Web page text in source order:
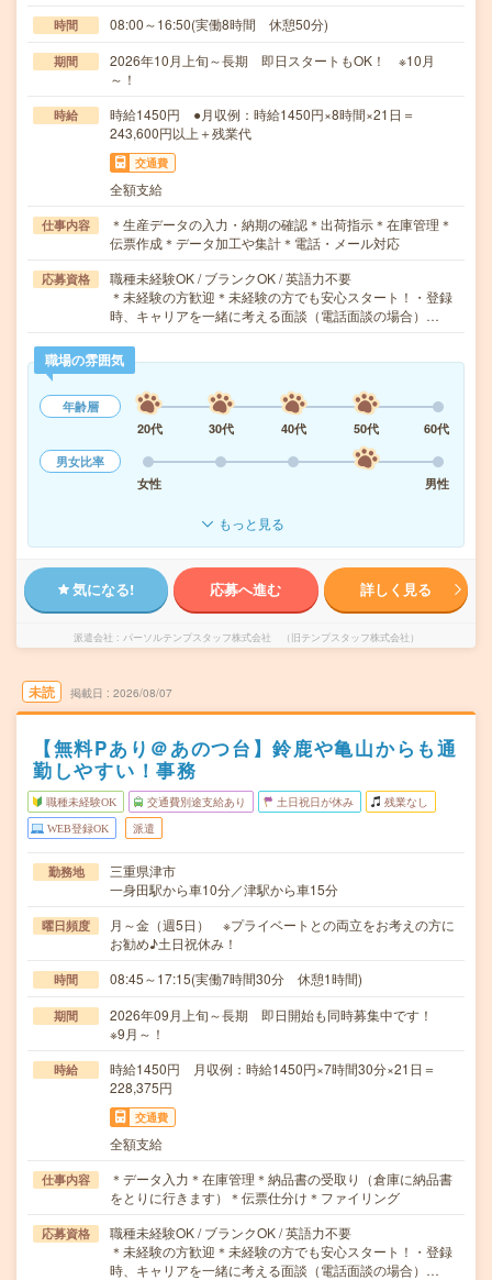
時間 08:00～16:50(実働8時間 休憩50分)
期間
2026年10月上旬～長期 即日スタートもOK！ ※10月
～！
時給
時給1450円 ●月収例：時給1450円×8時間×21日＝
243,600円以上＋残業代
交通費
全額支給
仕事内容
＊生産データの入力・納期の確認＊出荷指示＊在庫管理＊
伝票作成＊データ加工や集計＊電話・メール対応
応募資格
職種未経験OK / ブランクOK / 英語力不要
＊未経験の方歓迎＊未経験の方でも安心スタート！・登録
時、キャリアを一緒に考える面談（電話面談の場合）…
職場の雰囲気
年齢層
20代
30代 40代 50代
60代
男女比率
女性
男性
もっと見る
気になる! 応募へ進む 詳しく見る
派遣会社 パーソルテンプスタッフ株式会社 （旧テンプスタッフ株式会社）
未読 掲載日 2026/08/07
【無料Pあり＠あのつ台】鈴鹿や亀山からも通
勤しやすい！事務
職種未経験OK 交通費別途支給あり 土日祝日が休み 残業なし
WEB登録OK 派遣
勤務地
三重県津市
一身田駅から車10分／津駅から車15分
曜日頻度
月～金（週5日） ※プライベートとの両立をお考えの方に
お勧め♪土日祝休み！
時間 08:45～17:15(実働7時間30分 休憩1時間)
期間
2026年09月上旬～長期 即日開始も同時募集中です！
※9月～！
時給
時給1450円 月収例：時給1450円×7時間30分×21日＝
228,375円
交通費
全額支給
仕事内容
＊データ入力＊在庫管理＊納品書の受取り（倉庫に納品書
をとりに行きます）＊伝票仕分け＊ファイリング
応募資格
職種未経験OK / ブランクOK / 英語力不要
＊未経験の方歓迎＊未経験の方でも安心スタート！・登録
時、キャリアを一緒に考える面談（電話面談の場合）…